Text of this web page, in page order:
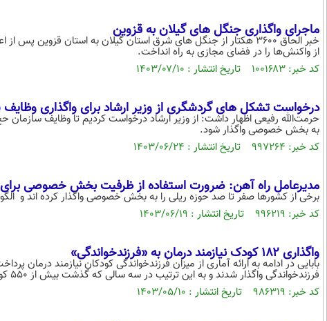
ماجرای واگذاری جنگل های گیلان به قزوین
خبر الحاق ۳۶۰۰ هکتار از جنگل های شرق استان گیلان به استان
از واکنش‌ها را در فضای مجازی به راه انداخت.
کد خبر: ۱۰۰۱۶۸۳ تاریخ انتشار : ۱۴۰۳/۰۷/۱۰
درخواست تشکل های گردشگری از وزیر ارشاد برای واگذاری
حرمت‌الله رفیعی اظهار داشت: از وزیر ارشاد درخواست کردیم تا وظایف
به بخش خصوصی واگذار شود.
کد خبر: ۹۹۷۲۶۴ تاریخ انتشار : ۱۴۰۳/۰۶/۲۴
مدیرعامل راه آهن: ضرورت استفاده از ظرفیت بخش خصوصی
برخی از کشورها صفر تا صد حوزه ریلی را به بخش خصوصی واگذار کرده اند و
کد خبر: ۹۹۶۲۱۹ تاریخ انتشار : ۱۴۰۳/۰۶/۱۹
واگذاری ۱۸۲ کودک نیازمند درمان به «فرزندخواندگی»
فرزندخواندگی واگذار شدند و به این ترتیب در سه سالی که گذشت بیش از ۵۵۰ کودک نیازمند درمان وارد خانواده‌های فرزندپذیر شدند.
کد خبر: ۹۸۶۳۱۹ تاریخ انتشار : ۱۴۰۳/۰۵/۱۰